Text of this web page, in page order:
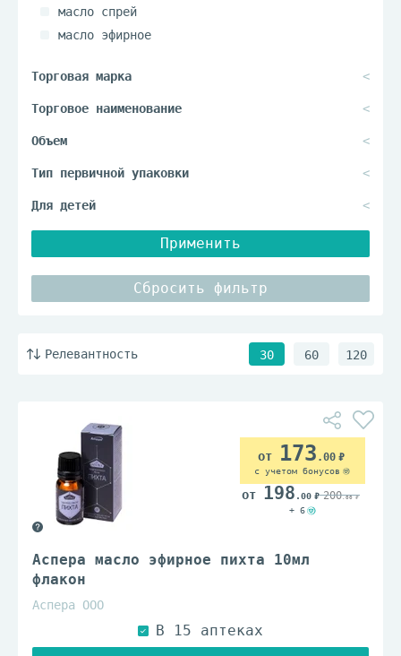
масло спрей
масло эфирное
Применить
Сбросить фильтр
Релевантность 30 60 120
Аспера масло эфирное пихта 10мл
флакон
Аспера ООО
173 .00
с учетом бонусов
198 .00 200.00
+ 6